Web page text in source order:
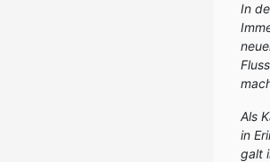
In
Als
in
galt